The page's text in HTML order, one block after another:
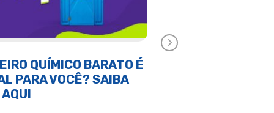
QUÍMICO BARATO É
PARA VOCÊ? SAIBA
Próximo